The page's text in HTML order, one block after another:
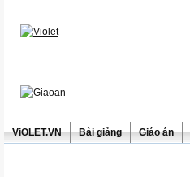
ViOLET.VN Bài giảng Giáo án